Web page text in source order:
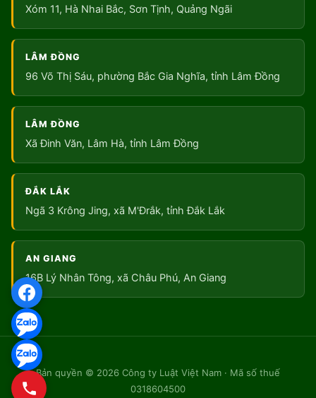
Xóm 11, Hà Nhai Bắc, Sơn Tịnh, Quảng Ngãi
LÂM ĐỒNG
96 Võ Thị Sáu, phường Bắc Gia Nghĩa, tỉnh Lâm Đồng
LÂM ĐỒNG
Xã Đinh Văn, Lâm Hà, tỉnh Lâm Đồng
ĐẮK LẮK
Ngã 3 Krông Jing, xã M'Đrắk, tỉnh Đắk Lắk
AN GIANG
16B Lý Nhân Tông, xã Châu Phú, An Giang
Bản quyền © 2026 Công ty Luật Việt Nam · Mã số thuế
0318604500